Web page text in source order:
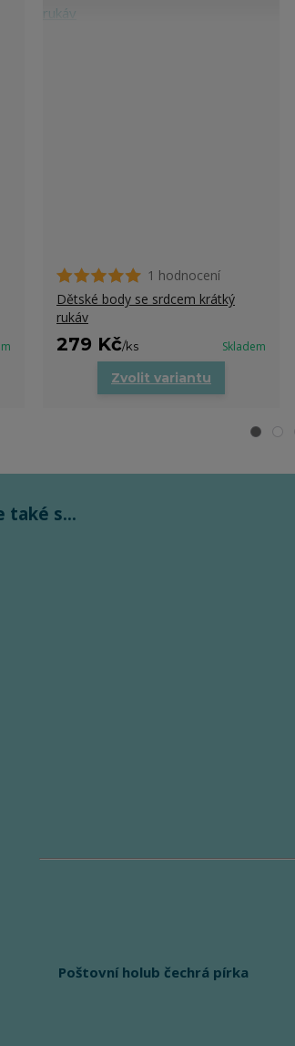
1 hodnocení
Dětské body se srdcem krátký
rukáv
279 Kč/ks Skladem
Zvolit variantu
také s...
Poštovní holub čechrá pírka